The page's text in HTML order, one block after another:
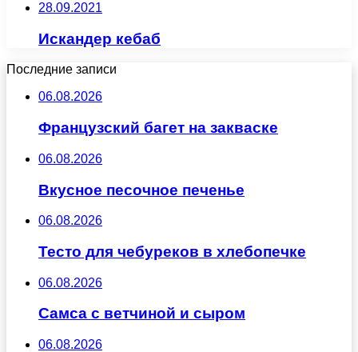
28.09.2021
Искандер кебаб
Последние записи
06.08.2026
Французский багет на закваске
06.08.2026
Вкусное песочное печенье
06.08.2026
Тесто для чебуреков в хлебопечке
06.08.2026
Самса с ветчиной и сыром
06.08.2026